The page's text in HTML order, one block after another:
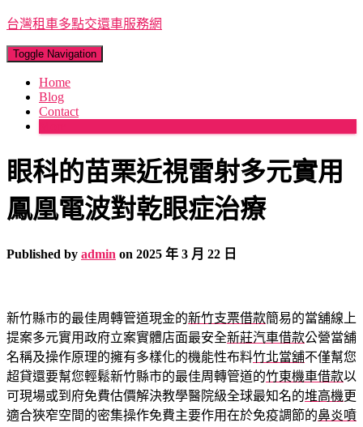
台灣租車多點交還車服務網
Toggle Navigation
Home
Blog
Contact
眼科的苗栗近視雷射多元實用
鳳凰電波對乾眼症治療
Published by admin on 2025 年 3 月 22 日
新竹縣市的最佳周轉管道現金的新竹支票借款簡易的當舖線上
提案多元實用政府立案實體店面最安全新莊汽車借款公營當舖
名稱及操作原理的擁有多樣化的機能性布料竹北當舖不僅幫您
超貸還要幫您輕鬆新竹縣市的最佳周轉管道的竹東機車借款以
可​現場或到府免費估價解決教學醫院級全球最知名的堆高機更
適合狹窄空間的密集操作免費主要作用在於免疫調節的鼻炎噴